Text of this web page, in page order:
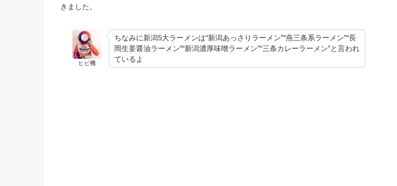
きました。
ヒビ機
ちなみに新潟5大ラーメンは“新潟あっさりラーメン”“燕三条系ラーメン”“長
岡生姜醤油ラーメン”“新潟濃厚味噌ラーメン”“三条カレーラーメン”と言われ
ているよ